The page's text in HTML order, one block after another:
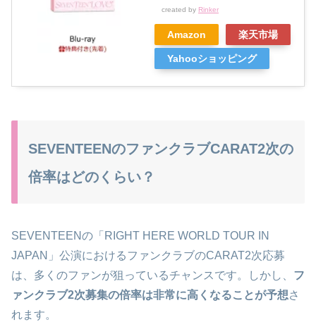
created by Rinker
Amazon 楽天市場
Yahooショッピング
SEVENTEENのファンクラブCARAT2次の
倍率はどのくらい？
SEVENTEENの「RIGHT HERE WORLD TOUR IN
JAPAN」公演におけるファンクラブのCARAT2次応募
は、多くのファンが狙っているチャンスです。しかし、 フ
ァンクラブ2次募集の倍率は非常に高くなることが予想さ
れます。